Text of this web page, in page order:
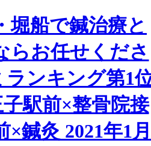
堀船で鍼治療と
らお任せくださ
ンキング第1
駅前×整骨院接
×鍼灸 2021年1月